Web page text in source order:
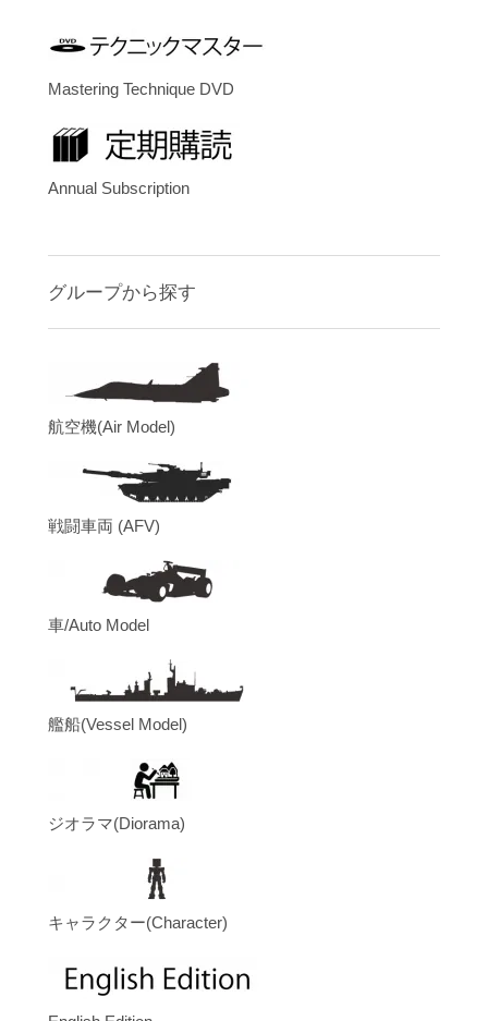
Mastering Technique DVD
Annual Subscription
グループから探す
航空機(Air Model)
戦闘車両 (AFV)
車/Auto Model
艦船(Vessel Model)
ジオラマ(Diorama)
キャラクター(Character)